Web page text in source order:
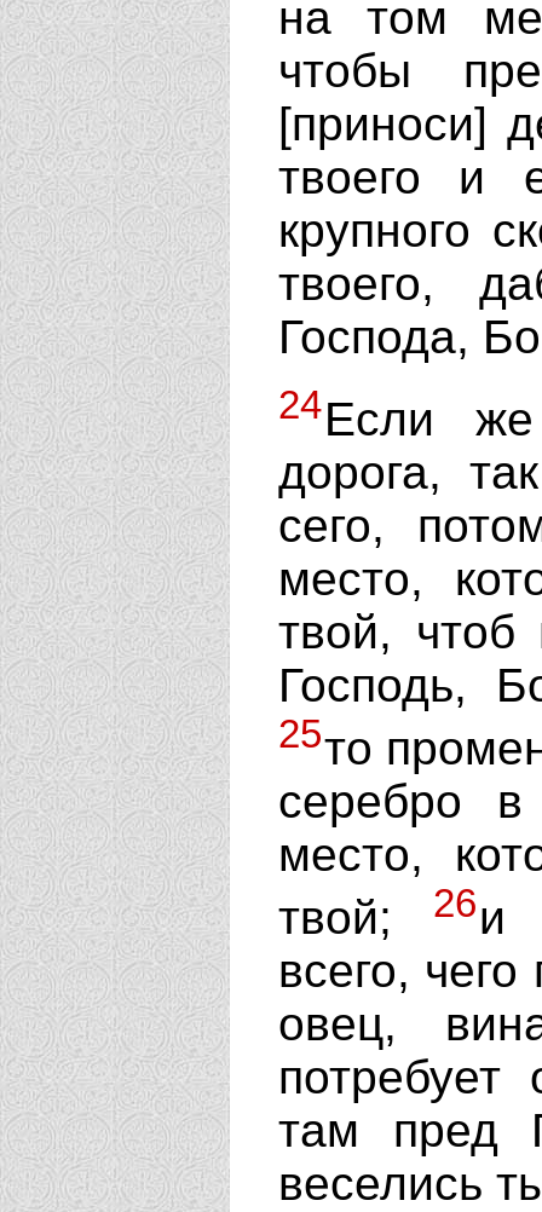
на том
чтобы
[приноси]
твоего и
крупного
твоего,
Господа,
24Если
дорога,
сего,
место,
твой,
Господь,
25то
серебро
место,
твой;
26и
всего,
овец,
там пред
веселись